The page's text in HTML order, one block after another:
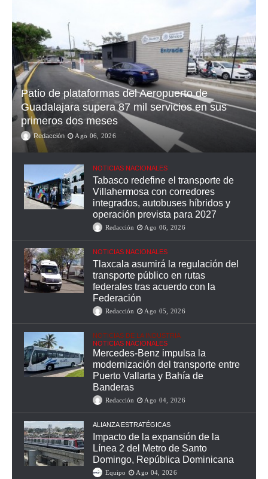
Patio de plataformas del Aeropuerto de
Guadalajara supera 87 mil servicios en sus
primeros dos meses
Redacción Ago 06, 2026
NOTICIAS NACIONALES
Tabasco redefine el transporte de
Villahermosa con corredores
integrados, autobuses híbridos y
operación prevista para 2027
Redacción Ago 06, 2026
NOTICIAS NACIONALES
Tlaxcala asumirá la regulación del
transporte público en rutas
federales tras acuerdo con la
Federación
Redacción Ago 05, 2026
NOTICIAS DE LA INDUSTRIA
NOTICIAS NACIONALES
Mercedes-Benz impulsa la
modernización del transporte entre
Puerto Vallarta y Bahía de
Banderas
Redacción Ago 04, 2026
ALIANZA ESTRATÉGICAS
Impacto de la expansión de la
Línea 2 del Metro de Santo
Domingo, República Dominicana
Equipo Ago 04, 2026